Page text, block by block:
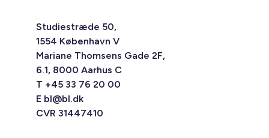
Studiestræde 50,
1554 København V
Mariane Thomsens Gade 2F,
6.1, 8000 Aarhus C
T +45 33 76 20 00
E bl@bl.dk
CVR 31447410